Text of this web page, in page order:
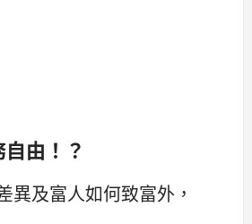
由 ！？
異及富人如何致富外，